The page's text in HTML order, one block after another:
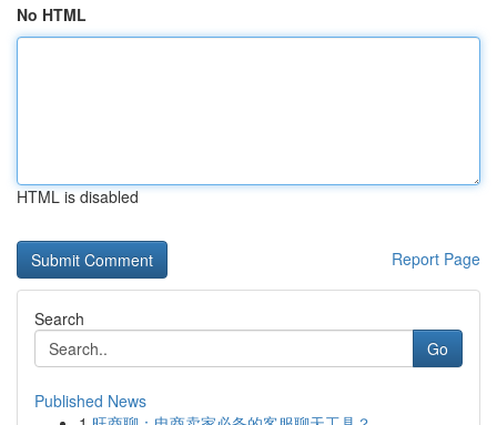
No HTML
HTML is disabled
Report Page
Search
Go
Published News